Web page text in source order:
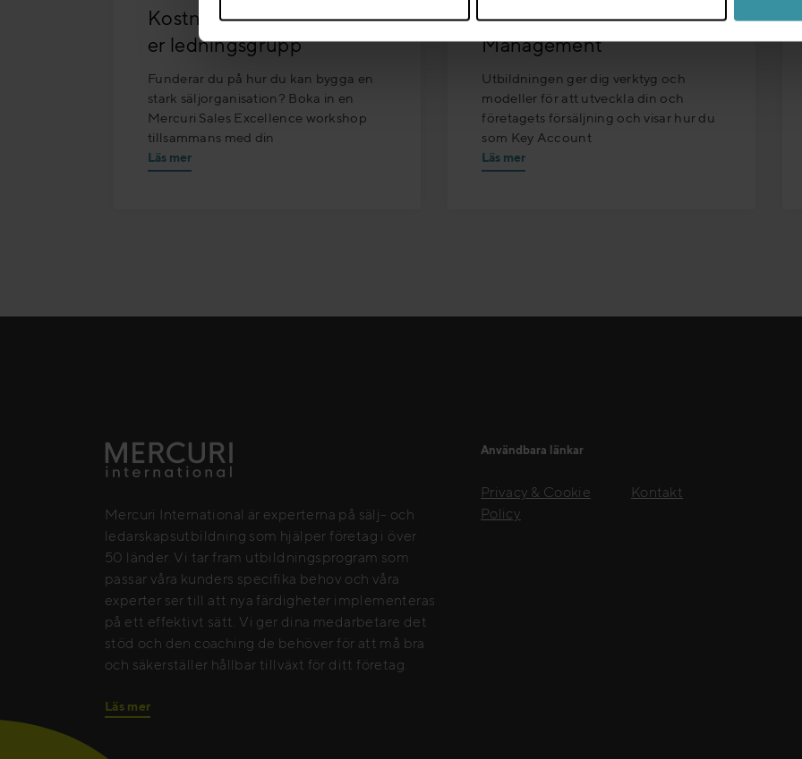
Kostnadsfri workshop för
er ledningsgrupp
Funderar du på hur du kan bygga en
stark säljorganisation? Boka in en
Mercuri Sales Excellence workshop
tillsammans med din
Läs mer
Key Account
Management
Utbildningen ger dig verktyg och
modeller för att utveckla din och
företagets försäljning och visar hur du
som Key Account
Läs mer
Mercuri International är experterna på sälj- och
ledarskapsutbildning som hjälper företag i över
50 länder. Vi tar fram utbildningsprogram som
passar våra kunders specifika behov och våra
experter ser till att nya färdigheter implementeras
på ett effektivt sätt. Vi ger dina medarbetare det
stöd och den coaching de behöver för att må bra
och säkerställer hållbar tillväxt för ditt företag.
Läs mer
Användbara länkar
Privacy & Cookie
Policy
Kontakt